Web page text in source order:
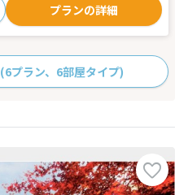
プランの詳細
(6プラン、6部屋タイプ)